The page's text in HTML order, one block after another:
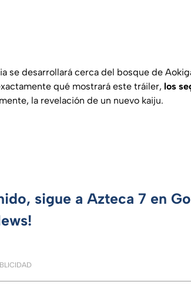
se desarrollará cerca del bosque de
qué mostrará este tráiler, los
la revelación de un nuevo kaiju.
sigue a Azteca 7 en